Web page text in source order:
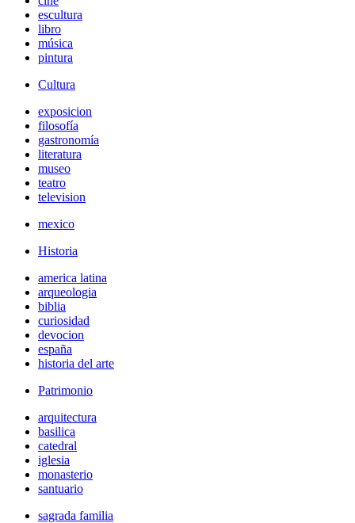
escultura
libro
música
pintura
Cultura
exposicion
filosofía
gastronomía
literatura
museo
teatro
television
mexico
Historia
america latina
arqueologia
biblia
curiosidad
devocion
españa
historia del arte
Patrimonio
arquitectura
basilica
catedral
iglesia
monasterio
santuario
sagrada familia